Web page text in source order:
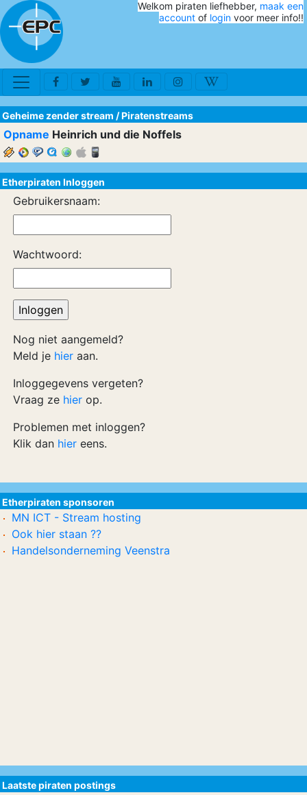
Welkom piraten liefhebber, maak een
account of login voor meer info!!
Geheime zender stream /Piratenstreams
Opname Heinrich und die Noffels
Etherpiraten Inloggen
Gebruikersnaam:
Wachtwoord:
Nog niet aangemeld?
Meld je hier aan.
Inloggegevens vergeten?
Vraag ze hier op.
Problemen met inloggen?
Klik dan hier eens.
Etherpiraten sponsoren
MN ICT - Stream hosting
Ook hier staan ??
Handelsonderneming Veenstra
Laatste piraten postings